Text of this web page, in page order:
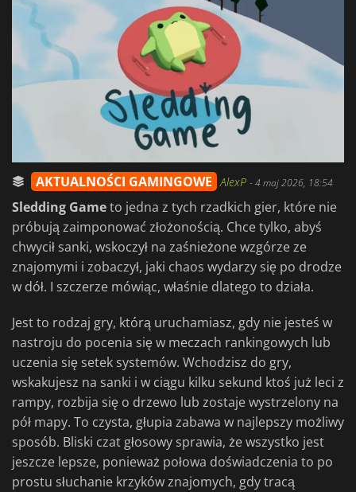
AKTUALNOŚCI GAMINGOWE AlexP -4 maj 2026, 18:54
Sledding Gameto jedna z tych rzadkich gier, które nie
próbują zaimponować złożonością. Chce tylko, abyś
chwycił sanki, wskoczył na zaśnieżone wzgórze ze
znajomymi i zobaczył, jaki chaos wydarzy się po drodze
w dół. I szczerze mówiąc, właśnie dlatego to działa.
Jest to rodzaj gry, którą uruchamiasz, gdy nie jesteś w
nastroju do pocenia się w meczach rankingowych lub
uczenia się setek systemów. Wchodzisz do gry,
wskakujesz na sanki i w ciągu kilku sekund ktoś już leci z
rampy, rozbija się o drzewo lub zostaje wystrzelony na
pół mapy. To czysta, głupia zabawa w najlepszy możliwy
sposób. Bliski czat głosowy sprawia, że wszystko jest
jeszcze lepsze, ponieważ połowa doświadczenia to po
prostu słuchanie krzyków znajomych, gdy tracą